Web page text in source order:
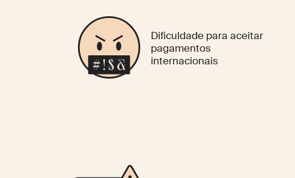
Dificuldade para aceitar
pagamentos
internacionais